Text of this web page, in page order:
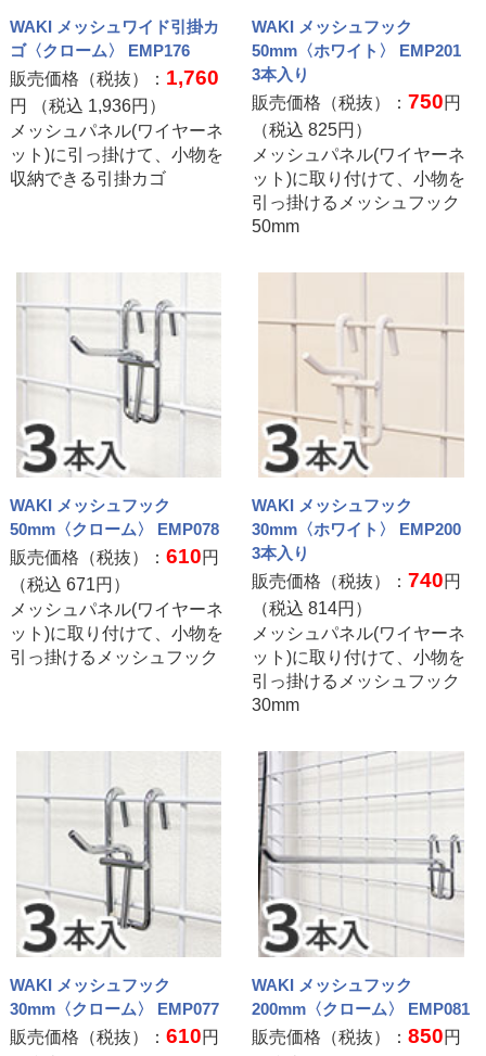
WAKI メッシュワイド引掛カ
ゴ〈クローム〉 EMP176
販売価格（税抜）： 1,760
円 （税込 1,936円）
メッシュパネル(ワイヤーネ
ット)に引っ掛けて、小物を
収納できる引掛カゴ
WAKI メッシュフック
50mm〈ホワイト〉 EMP201
3本入り
販売価格（税抜）：750円
（税込825円）
メッシュパネル(ワイヤーネ
ット)に取り付けて、小物を
引っ掛けるメッシュフック
50mm
WAKI メッシュフック
50mm〈クローム〉 EMP078
販売価格（税抜）： 610円
（税込 671円）
メッシュパネル(ワイヤーネ
ット)に取り付けて、小物を
引っ掛けるメッシュフック
WAKI メッシュフック
30mm〈ホワイト〉 EMP200
3本入り
販売価格（税抜）：740円
（税込814円）
メッシュパネル(ワイヤーネ
ット)に取り付けて、小物を
引っ掛けるメッシュフック
30mm
WAKI メッシュフック
30mm〈クローム〉 EMP077
販売価格（税抜）： 610円
WAKI メッシュフック
200mm〈クローム〉 EMP081
販売価格（税抜）：850円